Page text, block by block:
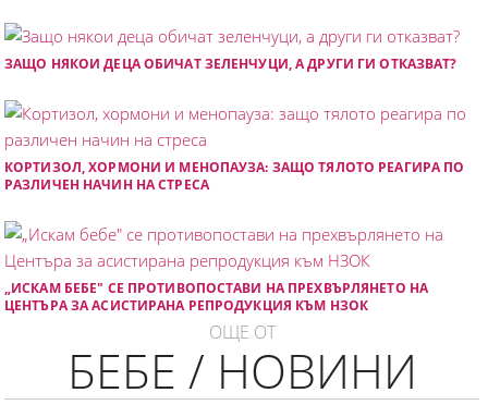
ЗАЩО НЯКОИ ДЕЦА ОБИЧАТ ЗЕЛЕНЧУЦИ, А ДРУГИ ГИ ОТКАЗВАТ?
КОРТИЗОЛ, ХОРМОНИ И МЕНОПАУЗА: ЗАЩО ТЯЛОТО РЕАГИРА ПО
РАЗЛИЧЕН НАЧИН НА СТРЕСА
„ИСКАМ БЕБЕ" СЕ ПРОТИВОПОСТАВИ НА ПРЕХВЪРЛЯНЕТО НА
ЦЕНТЪРА ЗА АСИСТИРАНА РЕПРОДУКЦИЯ КЪМ НЗОК
ОЩЕ ОТ
БЕБЕ / НОВИНИ